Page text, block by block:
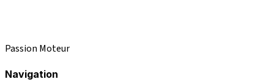
Passion Moteur
Navigation